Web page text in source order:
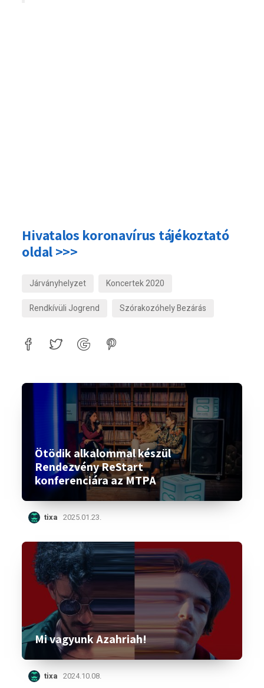
Hivatalos koronavírus tájékoztató
oldal >>>
Járványhelyzet
Koncertek 2020
Rendkívüli Jogrend
Szórakozóhely Bezárás
Ötödik alkalommal készül
Rendezvény ReStart
konferenciára az MTPA
tixa 2025.01.23.
Mi vagyunk Azahriah!
tixa 2024.10.08.